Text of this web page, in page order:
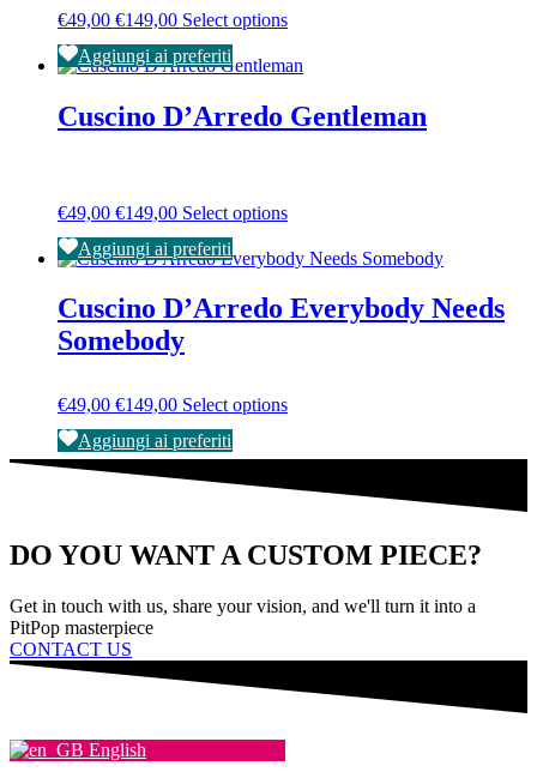
€49,00 €149,00Price
range:
€49,00
€149,00
Select optionsThis
has
variants.
The
chosen
the
page
Aggiungi ai preferiti
Cuscino D’Arredo Gentleman
€49,00 €149,00Price
range:
€49,00
€149,00
Select optionsThis
has
variants.
The
chosen
page
Aggiungi ai preferiti
Cuscino D’Arredo Everybody Needs
Somebody
€49,00 €149,00Price
range:
€49,00
€149,00
Select optionsThis
variants.
may
chosen
on
product
Aggiungi ai preferiti
DO YOU WANT A CUSTOM PIECE?
Get in touch with us, share your vision, and we'll turn it into a
PitPop masterpiece
CONTACT US
English